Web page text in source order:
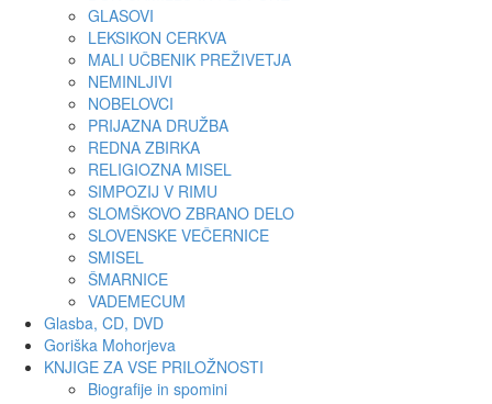
GLASOVI
LEKSIKON CERKVA
MALI UČBENIK PREŽIVETJA
NEMINLJIVI
NOBELOVCI
PRIJAZNA DRUŽBA
REDNA ZBIRKA
RELIGIOZNA MISEL
SIMPOZIJ V RIMU
SLOMŠKOVO ZBRANO DELO
SLOVENSKE VEČERNICE
SMISEL
ŠMARNICE
VADEMECUM
Glasba, CD, DVD
Goriška Mohorjeva
KNJIGE ZA VSE PRILOŽNOSTI
Biografije in spomini